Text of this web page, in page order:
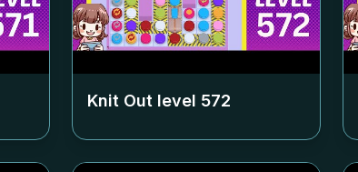
Knit Out level 572